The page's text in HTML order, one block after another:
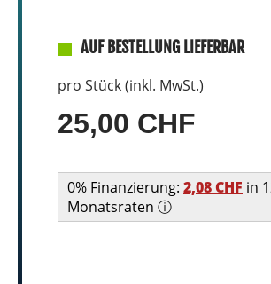
AUF BESTELLUNG LIEFERBAR
pro Stück (inkl. MwSt.)
25,00 CHF
0% Finanzierung: 2,08 CHF in
Monatsraten ⓘ